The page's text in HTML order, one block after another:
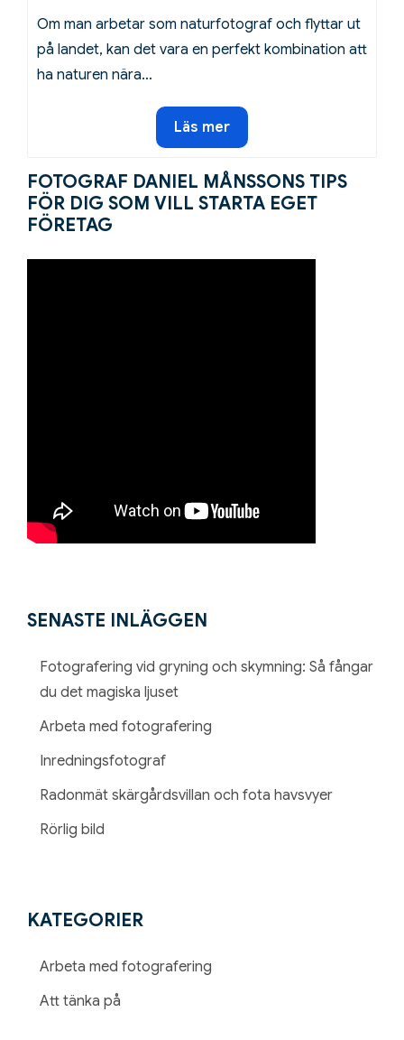
Om man arbetar som naturfotograf och flyttar ut
på landet, kan det vara en perfekt kombination att
ha naturen nära…
Ta
naturbilder
och
lägg
Läs mer
FOTOGRAF DANIEL MÅNSSONS TIPS
FÖR DIG SOM VILL STARTA EGET
FÖRETAG
SENASTE INLÄGGEN
Fotografering vid gryning och skymning: Så fångar
du det magiska ljuset
Arbeta med fotografering
Inredningsfotograf
Radonmät skärgårdsvillan och fota havsvyer
Rörlig bild
KATEGORIER
Arbeta med fotografering
Att tänka på